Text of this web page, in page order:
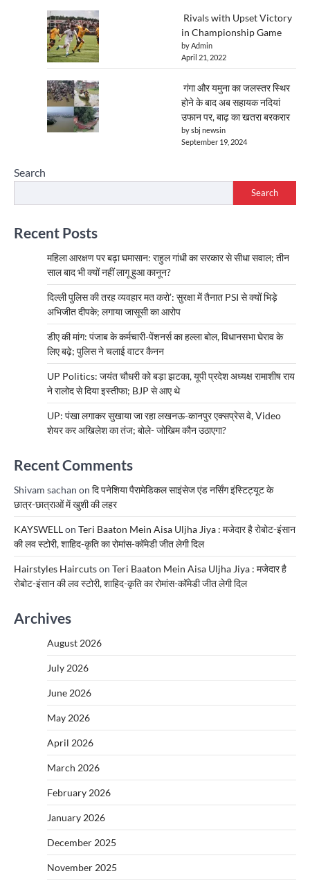
Rivals with Upset Victory
in Championship Game
by Admin
April 21, 2022
गंगा और यमुना का जलस्तर स्थिर
होने के बाद अब सहायक नदियां
उफान पर, बाढ़ का खतरा बरकरार
by sbj newsin
September 19, 2024
Search
Search
Recent Posts
महिला आरक्षण पर बढ़ा घमासान: राहुल गांधी का सरकार से सीधा सवाल; तीन
साल बाद भी क्यों नहीं लागू हुआ कानून?
दिल्ली पुलिस की तरह व्यवहार मत करो’: सुरक्षा में तैनात PSI से क्यों भिड़े
अभिजीत दीपके; लगाया जासूसी का आरोप
डीए की मांग: पंजाब के कर्मचारी-पेंशनर्स का हल्ला बोल, विधानसभा घेराव के
लिए बढ़े; पुलिस ने चलाई वाटर कैनन
UP Politics: जयंत चौधरी को बड़ा झटका, यूपी प्रदेश अध्यक्ष रामाशीष राय
ने रालोद से दिया इस्तीफा; BJP से आए थे
UP: पंखा लगाकर सुखाया जा रहा लखनऊ-कानपुर एक्सप्रेस वे, Video
शेयर कर अखिलेश का तंज; बोले- जोखिम कौन उठाएगा?
Recent Comments
Shivam sachan on दि पनेशिया पैरामेडिकल साइंसेज एंड नर्सिंग इंस्टिट्यूट के
छात्र-छात्राओं में खुशी की लहर
KAYSWELLon Teri Baaton Mein Aisa Uljha Jiya : मजेदार है रोबोट-इंसान
की लव स्टोरी, शाहिद-कृति का रोमांस-कॉमेडी जीत लेगी दिल
Hairstyles Haircutson Teri Baaton Mein Aisa Uljha Jiya : मजेदार है
रोबोट-इंसान की लव स्टोरी, शाहिद-कृति का रोमांस-कॉमेडी जीत लेगी दिल
Archives
August 2026
July 2026
June 2026
May 2026
April 2026
March 2026
February 2026
January 2026
December 2025
November 2025